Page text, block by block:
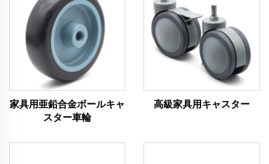
家具用亜鉛合金ボールキャ
スター車輪
高級家具用キャスター